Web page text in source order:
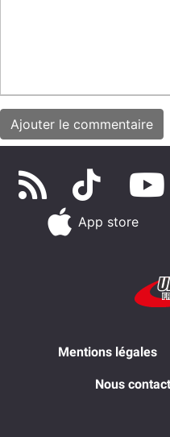
App store
Mentions légales
Nous